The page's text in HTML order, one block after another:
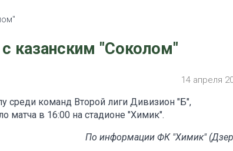
казанским "Соколом"
14 апреля
среди команд Второй лиги Дивизион "Б",
матча в 16:00 на стадионе "Химик".
По информации ФК "Химик"